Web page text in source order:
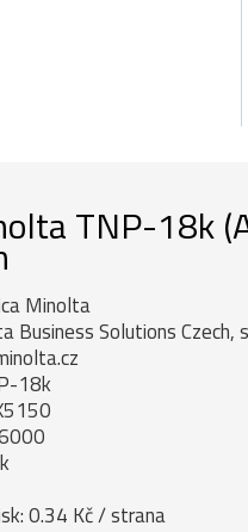
TNP-18k
Minolta
Business Solutions
18k
0.34 Kč / strana